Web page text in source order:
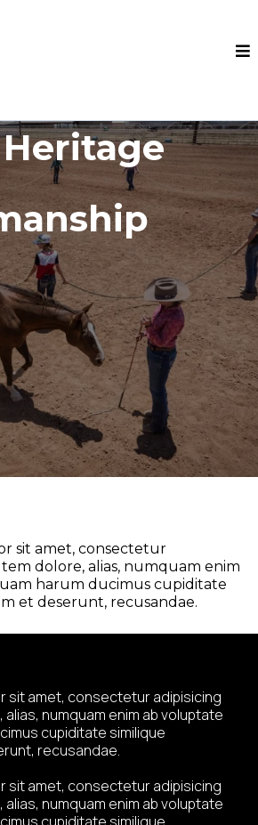
sit amet, consectetur
dolore, alias, numquam enim
harum ducimus cupiditate
et deserunt, recusandae.
sit amet, consectetur adipisicing
numquam enim ab voluptate
cupiditate similique
recusandae.
sit amet, consectetur adipisicing
numquam enim ab voluptate